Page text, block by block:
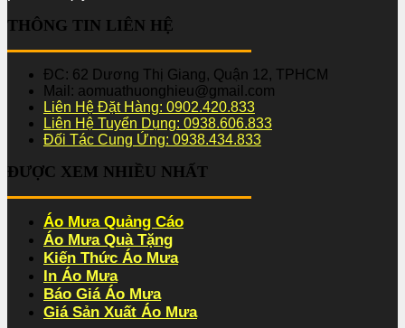
THÔNG TIN LIÊN HỆ
ĐC: 62 Dương Thị Giang, Quận 12, TPHCM
Mail: aomuathuonghieu@gmail.com
Liên Hệ Đặt Hàng: 0902.420.833
Liên Hệ Tuyển Dụng: 0938.606.833
Đối Tác Cung Ứng: 0938.434.833
ĐƯỢC XEM NHIỀU NHẤT
Áo Mưa Quảng Cáo
Áo Mưa Quà Tặng
Kiến Thức Áo Mưa
In Áo Mưa
Báo Giá Áo Mưa
Giá Sản Xuất Áo Mưa